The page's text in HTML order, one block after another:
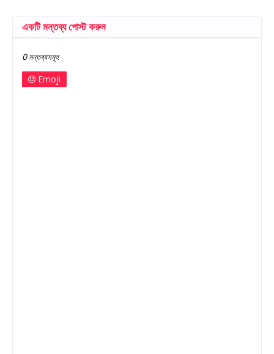
একটি মন্তব্য পোস্ট করুন
0 মন্তব্যসমূহ
Emoji